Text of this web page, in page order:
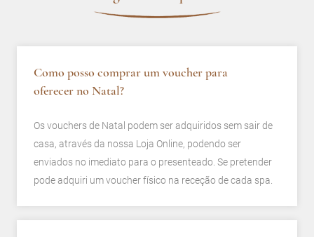
Como posso comprar um voucher para
oferecer no Natal?
Os vouchers de Natal podem ser adquiridos sem sair de
casa, através da nossa Loja Online, podendo ser
enviados no imediato para o presenteado. Se pretender
pode adquiri um voucher físico na receção de cada spa.